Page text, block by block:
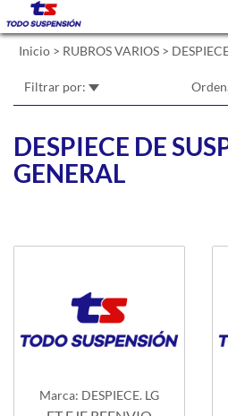
Inicio > RUBROS VARIOS >
Filtrar por:
DESPIECE DE
GENERAL
Marca: DESPIECE. LG